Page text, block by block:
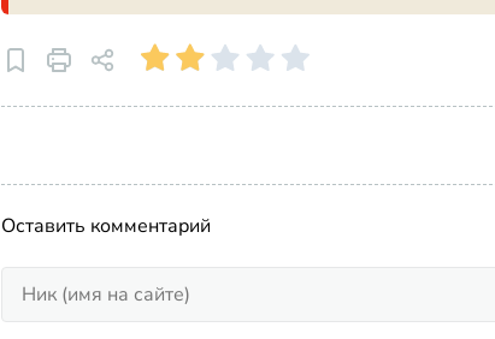
Оставить комментарий